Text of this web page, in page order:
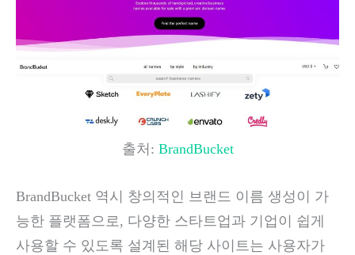
출처: BrandBucket
BrandBucket 역시 창의적인 브랜드 이름 생성이 가
능한 플랫폼으로, 다양한 스타트업과 기업이 쉽게
사용할 수 있도록 설계된 해당 사이트는 사용자가